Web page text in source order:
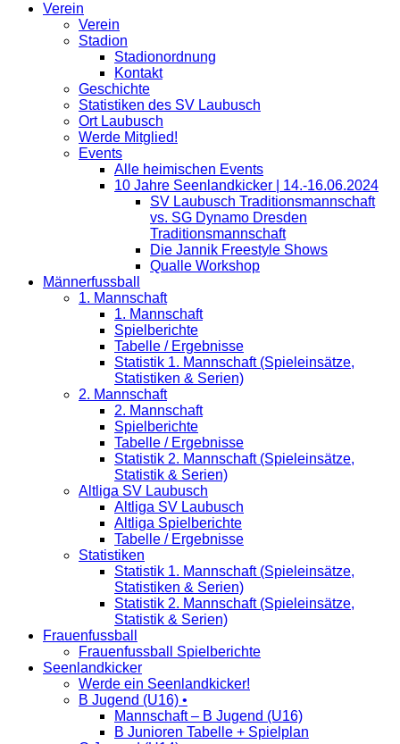
Verein
Verein
Stadion
Stadionordnung
Kontakt
Geschichte
Statistiken des SV Laubusch
Ort Laubusch
Werde Mitglied!
Events
Alle heimischen Events
10 Jahre Seenlandkicker | 14.-16.06.2024
SV Laubusch Traditionsmannschaft
vs. SG Dynamo Dresden
Traditionsmannschaft
Die Jannik Freestyle Shows
Qualle Workshop
Männerfussball
1. Mannschaft
1. Mannschaft
Spielberichte
Tabelle / Ergebnisse
Statistik 1. Mannschaft (Spieleinsätze,
Statistiken & Serien)
2. Mannschaft
2. Mannschaft
Spielberichte
Tabelle / Ergebnisse
Statistik 2. Mannschaft (Spieleinsätze,
Statistik & Serien)
Altliga SV Laubusch
Altliga SV Laubusch
Altliga Spielberichte
Tabelle / Ergebnisse
Statistiken
Statistik 1. Mannschaft (Spieleinsätze,
Statistiken & Serien)
Statistik 2. Mannschaft (Spieleinsätze,
Statistik & Serien)
Frauenfussball
Frauenfussball Spielberichte
Seenlandkicker
Werde ein Seenlandkicker!
B Jugend (U16) •
Mannschaft – B Jugend (U16)
B Junioren Tabelle + Spielplan